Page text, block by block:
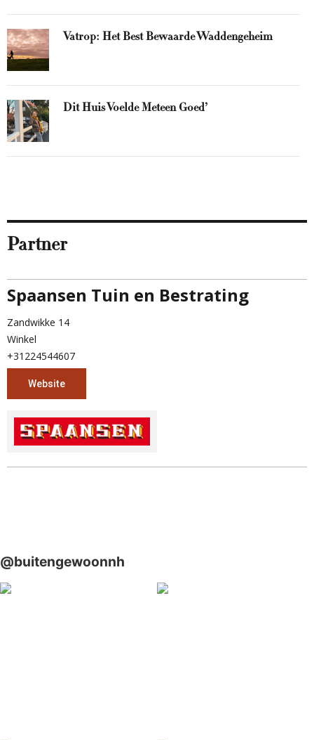
Vatrop: Het Best Bewaarde Waddengeheim
Dit Huis Voelde Meteen Goed’
Partner
Spaansen Tuin en Bestrating
Zandwikke 14
Winkel
+31224544607
Website